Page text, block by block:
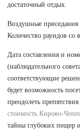
достаточный отдых.
Воздушные
Количество раундов со
Дата составления и
(наблюдательного
соответствующие
будет возможность
преодолеть
стоимость Кирово-
тайны глубоких пещер